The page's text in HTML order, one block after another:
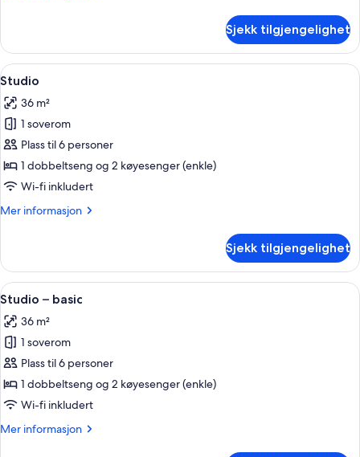
Sjekk tilgjengelighet
Åpne
alle
bildene
av
Studio
19
Studio
36 m²
1 soverom
Plass til 6 personer
1 dobbeltseng og 2 køyesenger (enkle)
Wi-fi inkludert
Mer informasjon
Mer
Sjekk tilgjengelighet
Åpne
alle
bildene
av
Studio
–
basic
41
Studio – basic
36 m²
1 soverom
Plass til 6 personer
1 dobbeltseng og 2 køyesenger (enkle)
Wi-fi inkludert
Mer informasjon
Mer